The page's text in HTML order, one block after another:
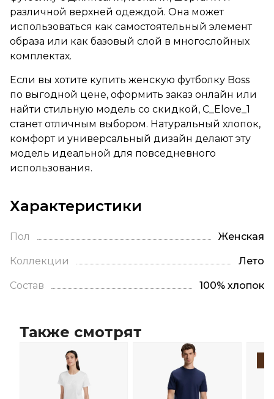
различной верхней одеждой. Она может
использоваться как самостоятельный элемент
образа или как базовый слой в многослойных
комплектах.
Если вы хотите купить женскую футболку Boss
по выгодной цене, оформить заказ онлайн или
найти стильную модель со скидкой, C_Elove_1
станет отличным выбором. Натуральный хлопок,
комфорт и универсальный дизайн делают эту
модель идеальной для повседневного
использования.
Характеристики
Пол Женская
Коллекции Лето
Состав 100% хлопок
Также смотрят